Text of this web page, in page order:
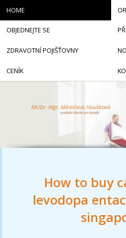
How to buy
levodopa
HOME
OBJEDNEJTE SE
ZDRAVOTNÍ POJIŠŤOVNY
CENÍK